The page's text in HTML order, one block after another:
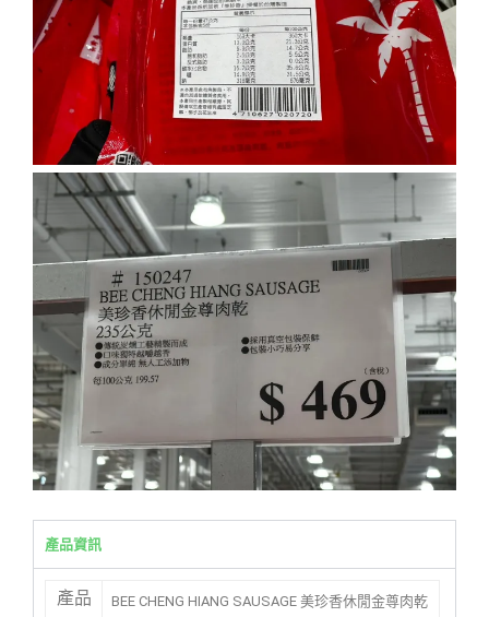
產品資訊
產品
BEE CHENG HIANG SAUSAGE 美珍香休閒金尊肉乾